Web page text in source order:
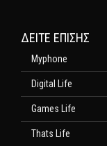
ΔΕΊΤΕ ΕΠΊΣΗΣ
Myphone
Digital Life
Games Life
Thats Life